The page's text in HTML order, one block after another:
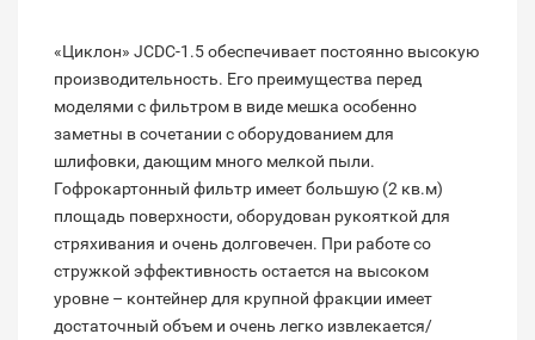
«Циклон» JCDC-1.5 обеспечивает постоянно высокую
производительность. Его преимущества перед
моделями с фильтром в виде мешка особенно
заметны в сочетании с оборудованием для
шлифовки, дающим много мелкой пыли.
Гофрокартонный фильтр имеет большую (2 кв.м)
площадь поверхности, оборудован рукояткой для
стряхивания и очень долговечен. При работе со
стружкой эффективность остается на высоком
уровне – контейнер для крупной фракции имеет
достаточный объем и очень легко извлекается/